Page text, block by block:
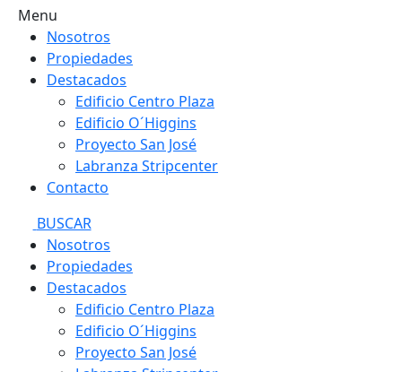
Menu
Nosotros
Propiedades
Destacados
Edificio Centro Plaza
Edificio O´Higgins
Proyecto San José
Labranza Stripcenter
Contacto
BUSCAR
Nosotros
Propiedades
Destacados
Edificio Centro Plaza
Edificio O´Higgins
Proyecto San José